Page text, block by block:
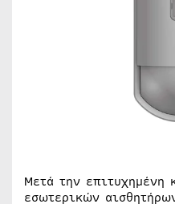
Μετά την
εσωτερικών